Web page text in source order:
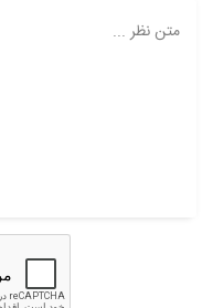
متن نظر ...